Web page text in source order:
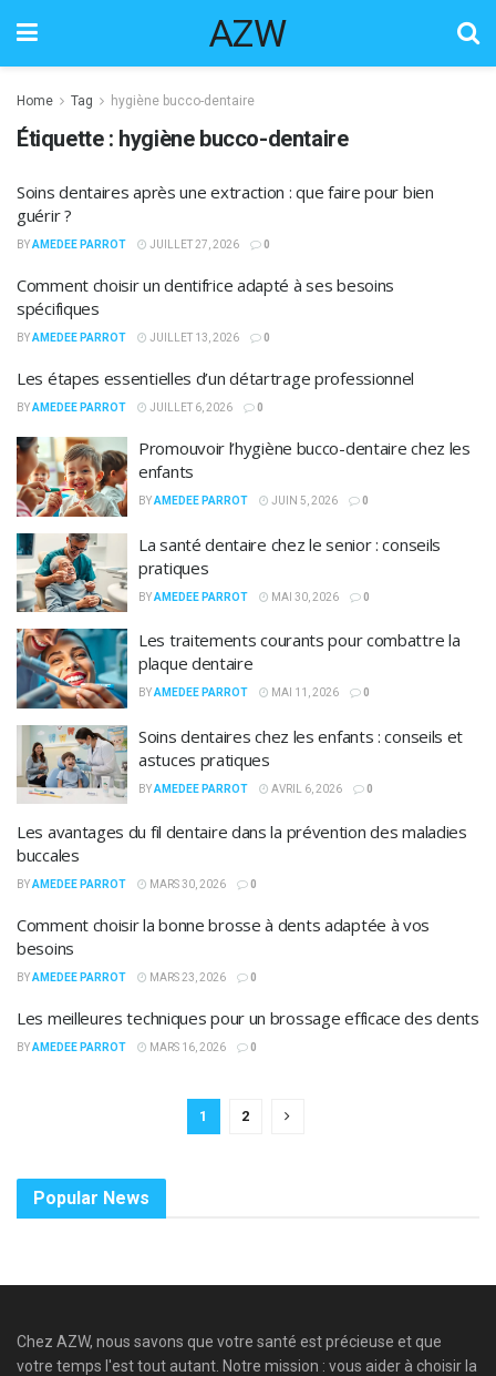
AZW
Home Tag hygiène bucco-dentaire
Étiquette : hygiène bucco-dentaire
Soins dentaires après une extraction : que faire pour bien
guérir ?
BYAMEDEE PARROT JUILLET 27, 2026 0
Comment choisir un dentifrice adapté à ses besoins
spécifiques
BYAMEDEE PARROT JUILLET 13, 2026 0
Les étapes essentielles d’un détartrage professionnel
BYAMEDEE PARROT JUILLET 6, 2026 0
Promouvoir l’hygiène bucco-dentaire chez les
enfants
BYAMEDEE PARROT JUIN 5, 2026 0
La santé dentaire chez le senior : conseils
pratiques
BYAMEDEE PARROT MAI 30, 2026 0
Les traitements courants pour combattre la
plaque dentaire
BYAMEDEE PARROT MAI 11, 2026 0
Soins dentaires chez les enfants : conseils et
astuces pratiques
BYAMEDEE PARROT AVRIL 6, 2026 0
Les avantages du fil dentaire dans la prévention des maladies
buccales
BYAMEDEE PARROT MARS 30, 2026 0
Comment choisir la bonne brosse à dents adaptée à vos
besoins
BYAMEDEE PARROT MARS 23, 2026 0
Les meilleures techniques pour un brossage efficace des dents
BYAMEDEE PARROT MARS 16, 2026 0
1 2
Popular News
Chez AZW, nous savons que votre santé est précieuse et que
votre temps l'est tout autant. Notre mission : vous aider à choisir la